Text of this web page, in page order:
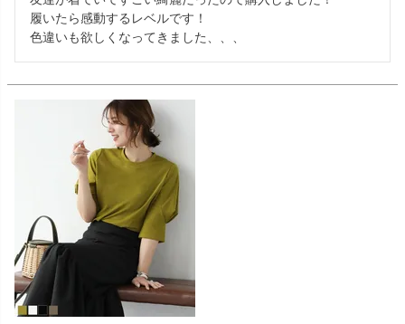
履いたら感動するレベルです！
色違いも欲しくなってきました、、、